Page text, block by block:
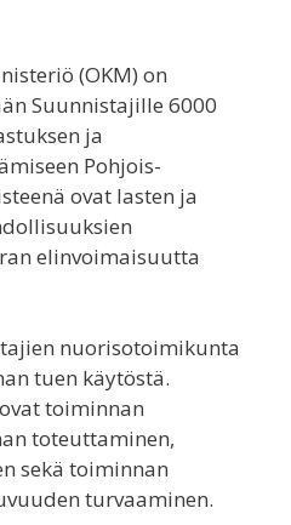
(OKM) on
Suunnistajille 6000
ja
Pohjois-
ovat lasten ja
elinvoimaisuutta
nuorisotoimikunta
tuen käytöstä.
toiminnan
toteuttaminen,
sekä toiminnan
turvaaminen.